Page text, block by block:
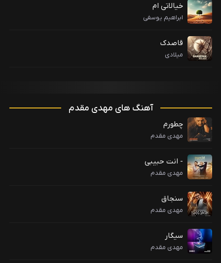
خیالاتی ام
ابراهیم یوسفی
قاصدک
میلادی
آهنگ های مهدی مقدم
چطورم
مهدی مقدم
- انت حبیبی
مهدی مقدم
سنجاق
مهدی مقدم
سیگار
مهدی مقدم